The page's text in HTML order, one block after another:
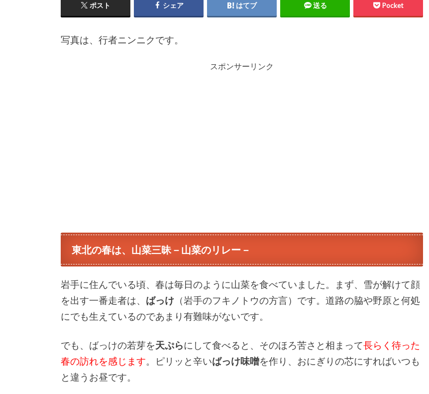
ポスト シェア はてブ 送る Pocket
写真は、行者ニンニクです。
スポンサーリンク
東北の春は、山菜三昧－山菜のリレー－
岩手に住んでいる頃、春は毎日のように山菜を食べていました。まず、雪が解けて顔
を出す一番走者は、 ばっけ （岩手のフキノトウの方言）です。道路の脇や野原と何処
にでも生えているのであまり有難味がないです。
でも、ばっけの若芽を天ぷらにして食べると、そのほろ苦さと相まって長らく待った
春の訪れを感じます。ピリッと辛いばっけ味噌を作り、おにぎりの芯にすればいつも
と違うお昼です。